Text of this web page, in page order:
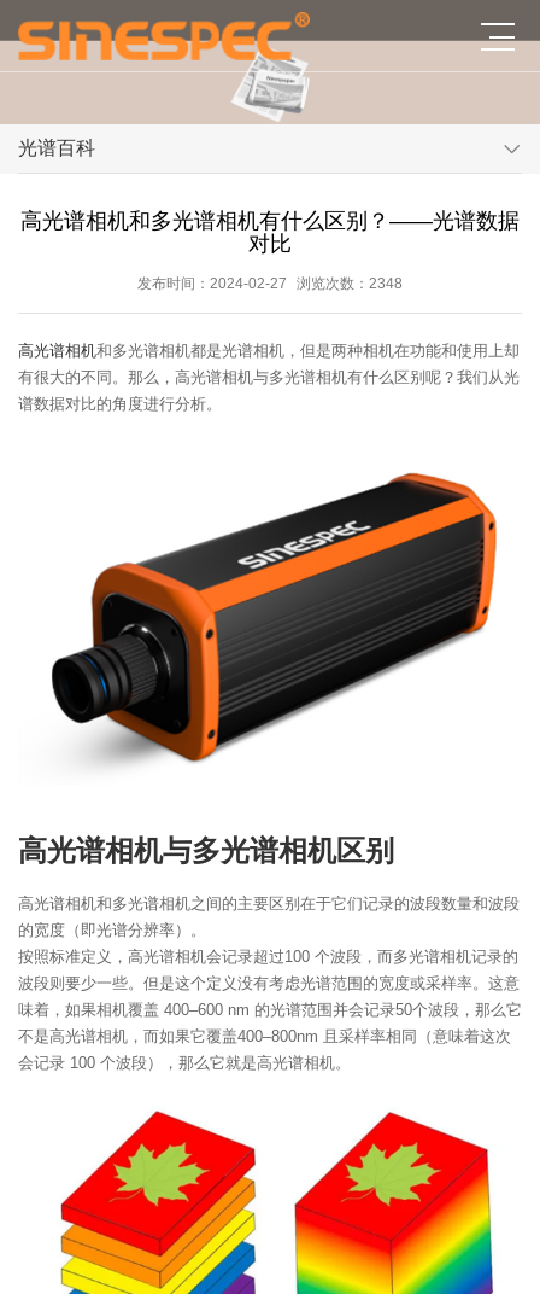
光谱百科
高光谱相机和多光谱相机有什么区别？——光谱数据
对比
发布时间：2024-02-27 浏览次数：2348
高光谱相机和多光谱相机都是光谱相机，但是两种相机在功能和使用上却
有很大的不同。那么，高光谱相机与多光谱相机有什么区别呢？我们从光
谱数据对比的角度进行分析。
高光谱相机与多光谱相机区别
高光谱相机和多光谱相机之间的主要区别在于它们记录的波段数量和波段
的宽度（即光谱分辨率）。
按照标准定义，高光谱相机会记录超过100 个波段，而多光谱相机记录的
波段则要少一些。但是这个定义没有考虑光谱范围的宽度或采样率。这意
味着，如果相机覆盖 400–600 nm 的光谱范围并会记录50个波段，那么它
不是高光谱相机，而如果它覆盖400–800nm 且采样率相同（意味着这次
会记录 100 个波段），那么它就是高光谱相机。